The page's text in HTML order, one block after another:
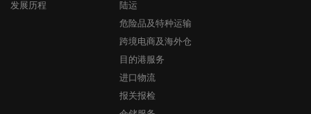
发展历程
陆运
危险品及特种运输
跨境电商及海外仓
目的港服务
进口物流
报关报检